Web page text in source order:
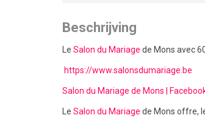
Beschrijving
Le Salon du Mariage de Mons avec
https://www.salonsdumariage.be
Salon du Mariage de Mons |
Le Salon du Mariage de Mons offre,